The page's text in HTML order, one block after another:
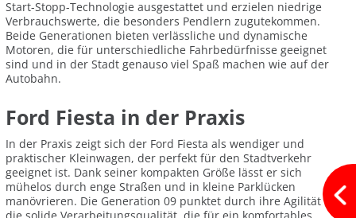
Start-Stopp-Technologie ausgestattet und erzielen niedrige
Verbrauchswerte, die besonders Pendlern zugutekommen.
Beide Generationen bieten verlässliche und dynamische
Motoren, die für unterschiedliche Fahrbedürfnisse geeignet
sind und in der Stadt genauso viel Spaß machen wie auf der
Autobahn.
Ford Fiesta in der Praxis
In der Praxis zeigt sich der Ford Fiesta als wendiger und
praktischer Kleinwagen, der perfekt für den Stadtverkehr
geeignet ist. Dank seiner kompakten Größe lässt er sich
mühelos durch enge Straßen und in kleine Parklücken
manövrieren. Die Generation 09 punktet durch ihre Agilität und
die solide Verarbeitungsqualität, die für ein komfortables